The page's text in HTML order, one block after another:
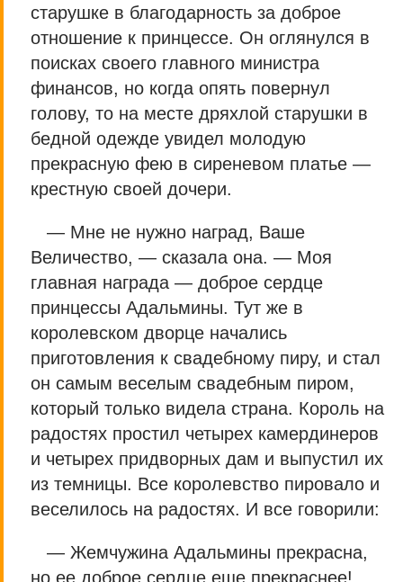
старушке в благодарность за доброе
отношение к принцессе. Он оглянулся в
поисках своего главного министра
финансов, но когда опять повернул
голову, то на месте дряхлой старушки в
бедной одежде увидел молодую
прекрасную фею в сиреневом платье —
крестную своей дочери.
— Мне не нужно наград, Ваше
Величество, — сказала она. — Моя
главная награда — доброе сердце
принцессы Адальмины. Тут же в
королевском дворце начались
приготовления к свадебному пиру, и стал
он самым веселым свадебным пиром,
который только видела страна. Король на
радостях простил четырех камердинеров
и четырех придворных дам и выпустил их
из темницы. Все королевство пировало и
веселилось на радостях. И все говорили:
— Жемчужина Адальмины прекрасна,
но ее доброе сердце еще прекраснее!